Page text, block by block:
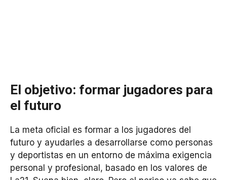
El objetivo: formar jugadores para
el futuro
La meta oficial es formar a los jugadores del
futuro y ayudarles a desarrollarse como personas
y deportistas en un entorno de máxima exigencia
personal y profesional, basado en los valores de